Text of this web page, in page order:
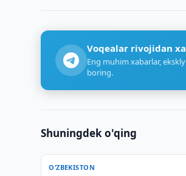
Voqealar rivojidan
Eng muhim xabarlar,
boring.
Shuningdek o'qing
O‘ZBEKISTON